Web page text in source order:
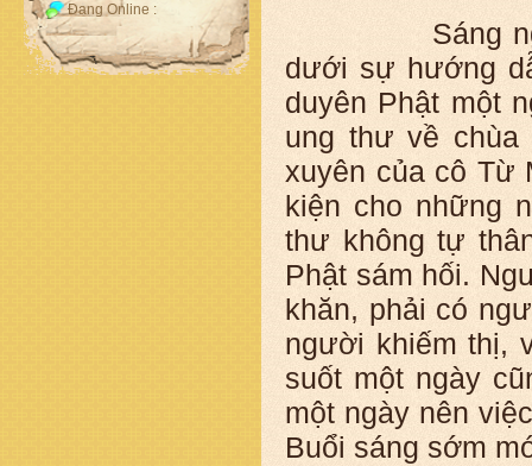
Đang Online :
Sáng ngày
dưới sự hướng
duyên Phật một
ung thư về
xuyên của cô Từ
kiện cho những
thư không tự
Phật sám hối.
khăn, phải có
người khiếm thị,
suốt một ngày
một ngày nên
Buổi sáng sớm